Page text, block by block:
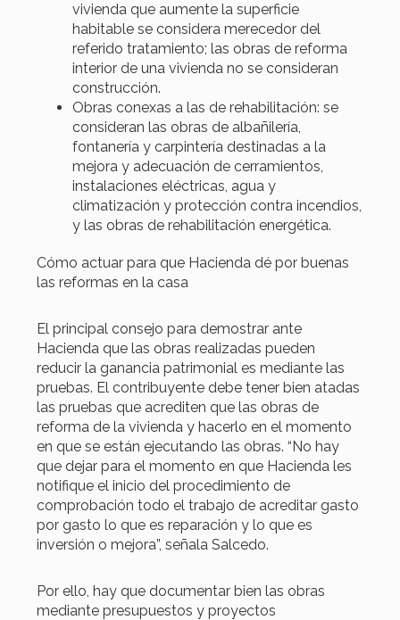
vivienda que aumente la superficie
habitable se considera merecedor del
referido tratamiento; las obras de reforma
interior de una vivienda no se consideran
construcción.
Obras conexas a las de rehabilitación: se
consideran las obras de albañilería,
fontanería y carpintería destinadas a la
mejora y adecuación de cerramientos,
instalaciones eléctricas, agua y
climatización y protección contra incendios,
y las obras de rehabilitación energética.
Cómo actuar para que Hacienda dé por buenas
las reformas en la casa
El principal consejo para demostrar ante
Hacienda que las obras realizadas pueden
reducir la ganancia patrimonial es mediante las
pruebas. El contribuyente debe tener bien atadas
las pruebas que acrediten que las obras de
reforma de la vivienda y hacerlo en el momento
en que se están ejecutando las obras. “No hay
que dejar para el momento en que Hacienda les
notifique el inicio del procedimiento de
comprobación todo el trabajo de acreditar gasto
por gasto lo que es reparación y lo que es
inversión o mejora”, señala Salcedo.
Por ello, hay que documentar bien las obras
mediante presupuestos y proyectos